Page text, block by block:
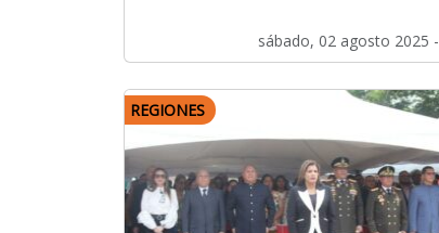
sábado, 02 agosto 2025 -
REGIONES